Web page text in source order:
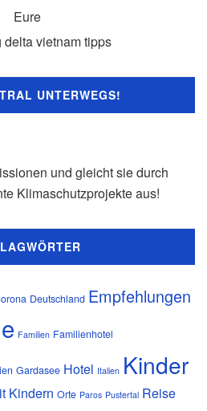
Eure
UNTERWEGS!
und gleicht sie durch
Klimaschutzprojekte aus!
Deutschland Empfehlungen
Familien Familienhotel
Gardasee Hotel Italien Kinder
Kindern Orte Paros Pustertal Reise